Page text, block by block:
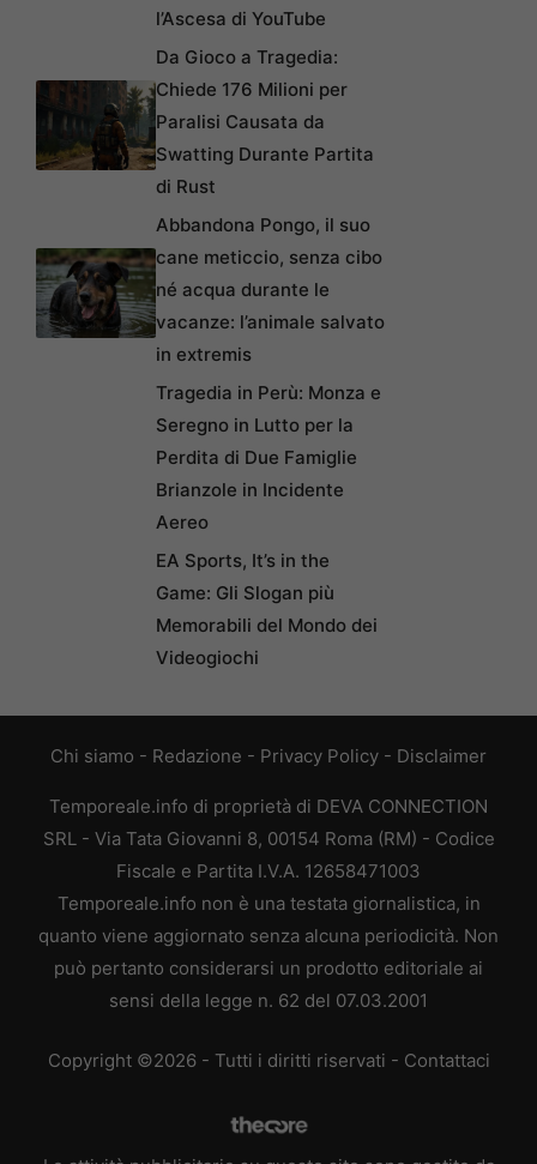
l’Ascesa di YouTube
Da Gioco a Tragedia:
Chiede 176 Milioni per
Paralisi Causata da
Swatting Durante Partita
di Rust
Abbandona Pongo, il suo
cane meticcio, senza cibo
né acqua durante le
vacanze: l’animale salvato
in extremis
Tragedia in Perù: Monza e
Seregno in Lutto per la
Perdita di Due Famiglie
Brianzole in Incidente
Aereo
EA Sports, It’s in the
Game: Gli Slogan più
Memorabili del Mondo dei
Videogiochi
Chi siamo - Redazione - Privacy Policy - Disclaimer
Temporeale.info di proprietà di DEVA CONNECTION
SRL - Via Tata Giovanni 8, 00154 Roma (RM) - Codice
Fiscale e Partita I.V.A. 12658471003
Temporeale.info non è una testata giornalistica, in
quanto viene aggiornato senza alcuna periodicità. Non
può pertanto considerarsi un prodotto editoriale ai
sensi della legge n. 62 del 07.03.2001
Copyright ©2026 - Tutti i diritti riservati - Contattaci